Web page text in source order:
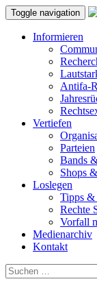
Toggle navigation
Informieren
Antifa-
Vertiefen
Parteien
Bands
Shops
Loslegen
Tipps &
Rechte
Vorfall
Medienarchiv
Kontakt
Suchen
nach: